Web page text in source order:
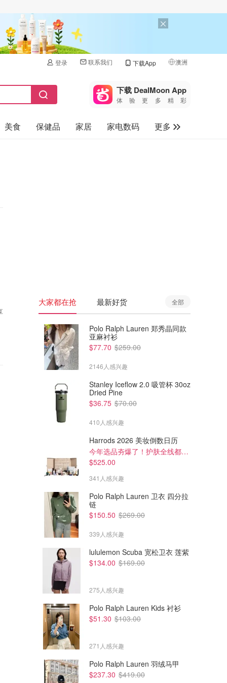
登录 联系我们 下载App 澳洲
🇺🇸
🇨🇳 中国
🇨🇦加拿大
下载 DealMoon App
体验更多精彩
美食 保健品 家居 家电数码
更多
大家都在抢 最新好货 全部
Polo Ralph Lauren 郑秀晶同款
亚麻衬衫
$77.70 $259.00
2146人感兴趣
Stanley Iceflow 2.0 吸管杯 30oz
Dried Pine
$36.75 $70.00
410人感兴趣
Harrods 2026 美妆倒数日历
今年选品夯爆了！护肤全线都很绝
$525.00
341人感兴趣
Polo Ralph Lauren 卫衣 四分拉
链
$150.50 $269.00
339人感兴趣
lululemon Scuba 宽松卫衣 莲紫
$134.00 $169.00
275人感兴趣
Polo Ralph Lauren Kids 衬衫
$51.30 $103.00
271人感兴趣
Polo Ralph Lauren 羽绒马甲
$237.30 $419.00